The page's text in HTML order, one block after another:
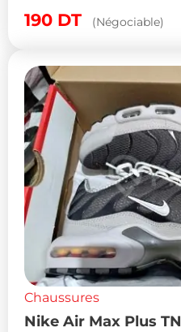
190 DT (Négociable)
Chaussures
Nike Air Max Plus